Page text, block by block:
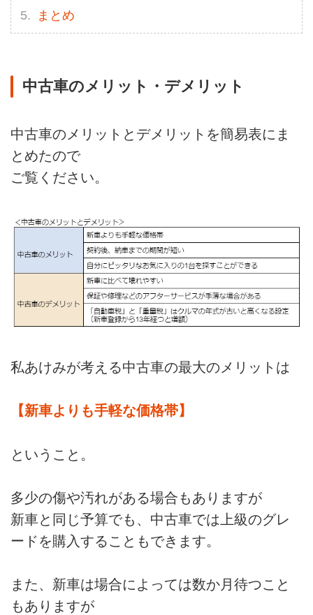
まとめ
中古車のメリット・デメリット
中古車のメリットとデメリットを簡易表にま
とめたので
ご覧ください。
私あけみが考える中古車の最大のメリットは
【新車よりも手軽な価格帯】
ということ。
多少の傷や汚れがある場合もありますが
新車と同じ予算でも、中古車では上級のグレ
ードを購入することもできます。
また、新車は場合によっては数か月待つこと
もありますが